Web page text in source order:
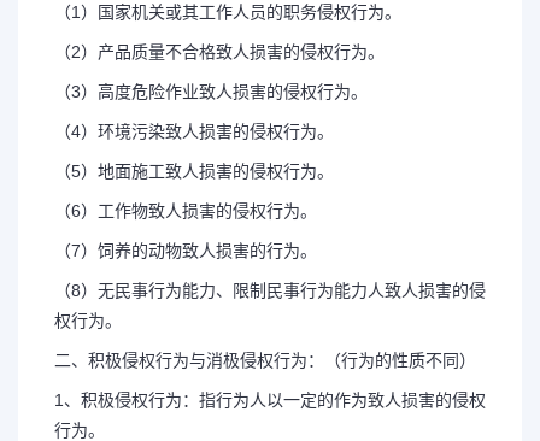
（1）国家机关或其工作人员的职务侵权行为。
（2）产品质量不合格致人损害的侵权行为。
（3）高度危险作业致人损害的侵权行为。
（4）环境污染致人损害的侵权行为。
（5）地面施工致人损害的侵权行为。
（6）工作物致人损害的侵权行为。
（7）饲养的动物致人损害的行为。
（8）无民事行为能力、限制民事行为能力人致人损害的侵
权行为。
二、积极侵权行为与消极侵权行为：（行为的性质不同）
1、积极侵权行为：指行为人以一定的作为致人损害的侵权
行为。